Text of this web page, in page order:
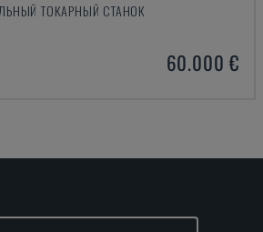
ТОКАРНЫЙ СТАНОК
60.000 €